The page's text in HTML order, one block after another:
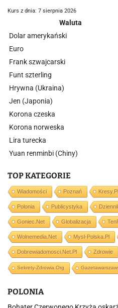
Kurs z dnia: 7 sierpnia 2026
Waluta
Dolar amerykański
Euro
Frank szwajcarski
Funt szterling
Hrywna (Ukraina)
Jen (Japonia)
Korona czeska
Korona norweska
Lira turecka
Yuan renminbi (Chiny)
TOP KATEGORIE
Wiadomości Poznań Kresy.pl
Polonia Publicystyka
Goniec.net Globalizacja
Wolnemedia.net Mysl-Polska.pl
Dobrewiadomosci.net.pl Zdrowie
Sekrety-Zdrowia.org
POLONIA